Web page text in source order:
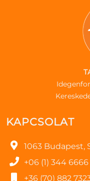
KAPCSOLAT
1063 Budapest,
+06 (1) 344 6666
+36 (70) 882